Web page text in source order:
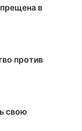
в
против
свою